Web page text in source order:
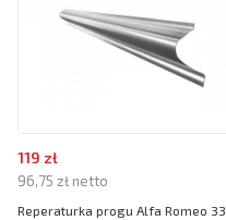
119 zł
96,75 zł netto
Reperaturka progu Alfa Romeo 33